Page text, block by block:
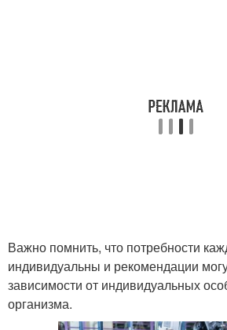
Важно помнить, что потребности
индивидуальны и рекомендации
зависимости от индивидуальных
организма.